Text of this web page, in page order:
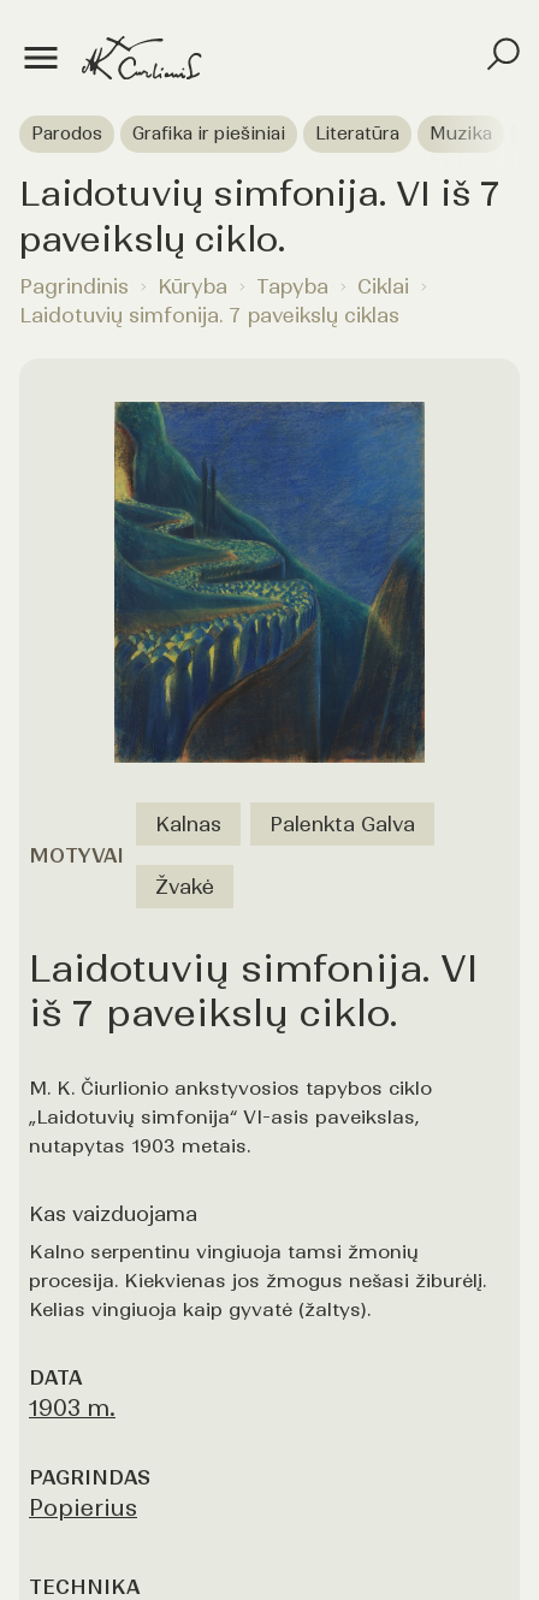
Parodos Grafika ir piešiniai Literatūra Muzika
Laidotuvių simfonija. VI iš 7
paveikslų ciklo.
Pagrindinis Kūryba Tapyba
Ciklai
Laidotuvių simfonija. 7 paveikslų ciklas
MOTYVAI
Kalnas Palenkta Galva
Žvakė
Laidotuvių simfonija. VI
iš 7 paveikslų ciklo.
M. K. Čiurlionio ankstyvosios tapybos ciklo
„Laidotuvių simfonija“ VI-asis paveikslas,
nutapytas 1903 metais.
Kas vaizduojama
Kalno serpentinu vingiuoja tamsi žmonių
procesija. Kiekvienas jos žmogus nešasi žiburėlį.
Kelias vingiuoja kaip gyvatė (žaltys).
DATA
1903 m.
PAGRINDAS
Popierius
TECHNIKA